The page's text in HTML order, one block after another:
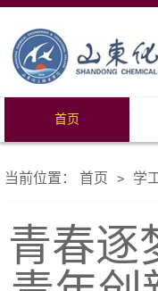
首页
当前位置： 首页 > 学
青春逐